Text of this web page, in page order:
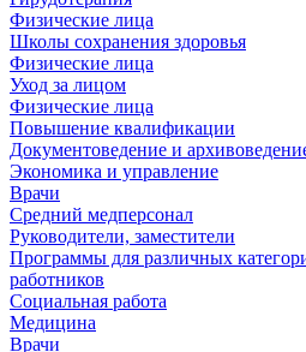
Физические лица
Школы сохранения здоровья
Физические лица
Уход за лицом
Физические лица
Повышение квалификации
Документоведение и
Экономика и управление
Врачи
Средний медперсонал
Руководители, заместители
Программы для различных
работников
Социальная работа
Медицина
Врачи